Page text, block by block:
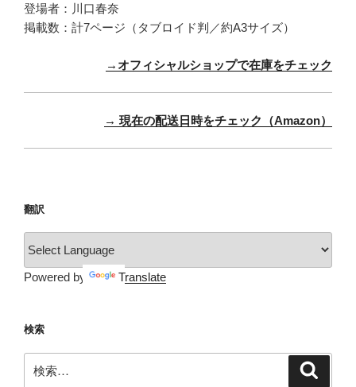
登場者：川口春奈
掲載数：計7ページ（タブロイド判／約A3サイズ）
→オフィシャルショップで在庫をチェック
→ 現在の配送日時をチェック（Amazon）
翻訳
Powered by Translate
検索
索: